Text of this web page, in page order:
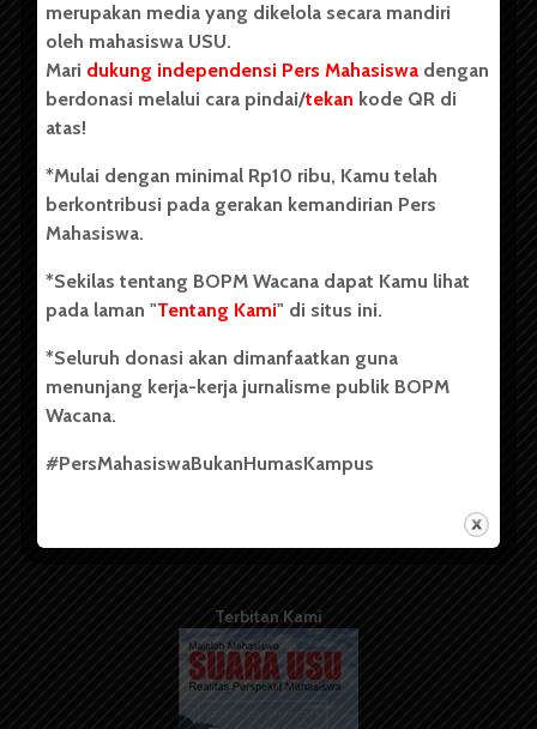
Badan Otonom Pers Mahasiswa (BOPM) Wacana merupakan
pers mahasiswa yang berdiri di luar kampus dan dikelola
secara mandiri oleh mahasiswa Universitas Sumatera Utara
(USU). Sebelumnya BOPM Wacana merupakan salah satu
Unit Kegiatan Mahasiswa (UKM) di Universitas Sumatera
berdiri pada 1 Juli 1995.
Kontribusi
Info Iklan
Pedoman Media Siber
Kode Etik Jurnalistik
Terbitan Kami
merupakan media yang dikelola secara mandiri
oleh mahasiswa USU.
Mari dukung independensi Pers Mahasiswa dengan
berdonasi melalui cara pindai/tekan kode QR di
atas!
*Mulai dengan minimal Rp10 ribu, Kamu telah
berkontribusi pada gerakan kemandirian Pers
Mahasiswa.
*Sekilas tentang BOPM Wacana dapat Kamu lihat
pada laman "Tentang Kami" di situs ini.
*Seluruh donasi akan dimanfaatkan guna
menunjang kerja-kerja jurnalisme publik BOPM
Wacana.
#PersMahasiswaBukanHumasKampus